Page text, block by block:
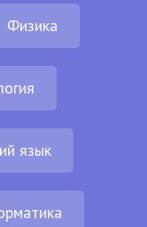
Физика
язык